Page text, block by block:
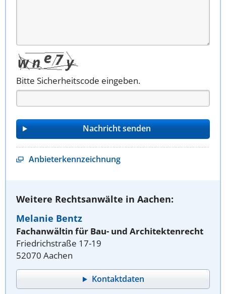
Bitte Sicherheitscode eingeben.
Anbieterkennzeichnung
Weitere Rechtsanwälte in Aachen:
Melanie Bentz
Fachanwältin für Bau- und Architektenrecht
Friedrichstraße 17-19
52070 Aachen
Kontaktdaten